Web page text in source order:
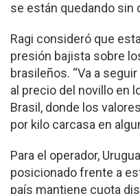
se están quedando sin
Ragi consideró que
presión bajista sobre
brasileños. “Va a
al precio del novillo en
Brasil, donde los
por kilo carcasa en
Para el operador,
posicionado frente a
país mantiene cuota